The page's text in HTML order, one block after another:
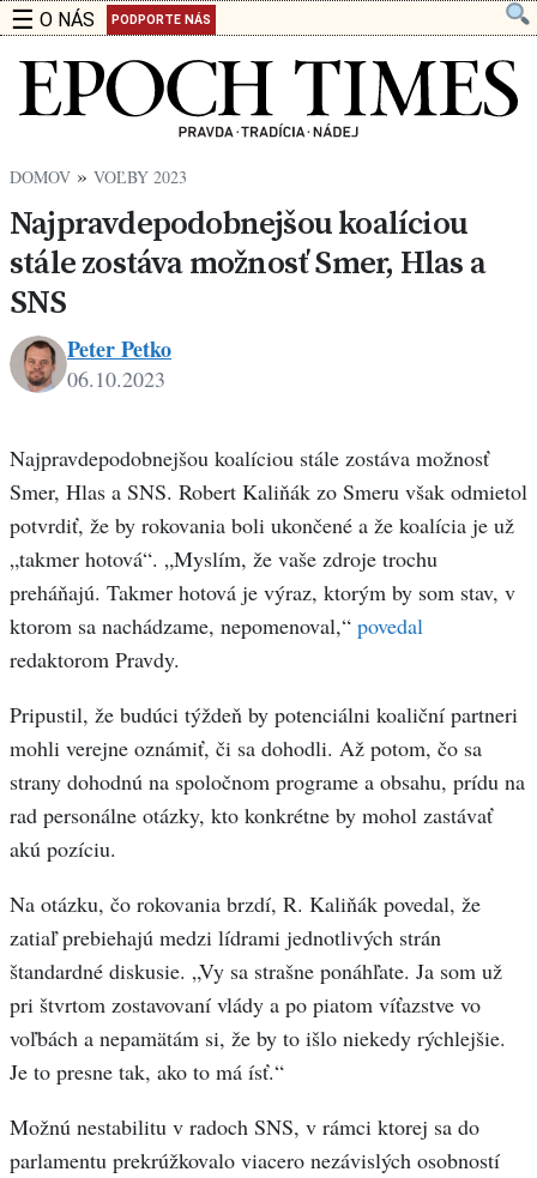
☰ O NÁS PODPORTE NÁS
DOMOV » VOĽBY 2023
Najpravdepodobnejšou koalíciou
stále zostáva možnosť Smer, Hlas a
SNS
Petko
Peter Petko
06.10.2023
Najpravdepodobnejšou koalíciou stále zostáva možnosť
Smer, Hlas a SNS. Robert Kaliňák zo Smeru však odmietol
potvrdiť, že by rokovania boli ukončené a že koalícia je už
„takmer hotová“. „Myslím, že vaše zdroje trochu
preháňajú. Takmer hotová je výraz, ktorým by som stav, v
ktorom sa nachádzame, nepomenoval,“ povedal
redaktorom Pravdy.
Pripustil, že budúci týždeň by potenciálni koaliční partneri
mohli verejne oznámiť, či sa dohodli. Až potom, čo sa
strany dohodnú na spoločnom programe a obsahu, prídu na
rad personálne otázky, kto konkrétne by mohol zastávať
akú pozíciu.
Na otázku, čo rokovania brzdí, R. Kaliňák povedal, že
zatiaľ prebiehajú medzi lídrami jednotlivých strán
štandardné diskusie. „Vy sa strašne ponáhľate. Ja som už
pri štvrtom zostavovaní vlády a po piatom víťazstve vo
voľbách a nepamätám si, že by to išlo niekedy rýchlejšie.
Je to presne tak, ako to má ísť.“
Možnú nestabilitu v radoch SNS, v rámci ktorej sa do
parlamentu prekrúžkovalo viacero nezávislých osobností